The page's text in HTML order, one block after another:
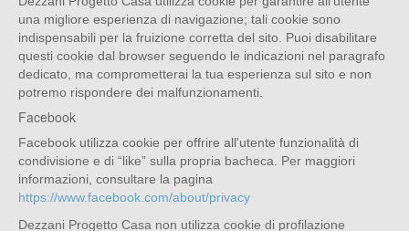
una migliore esperienza di navigazione; tali cookie sono
indispensabili per la fruizione corretta del sito. Puoi disabilitare
questi cookie dal browser seguendo le indicazioni nel paragrafo
dedicato, ma comprometterai la tua esperienza sul sito e non
potremo rispondere dei malfunzionamenti.
Facebook
Facebook utilizza cookie per offrire all'utente funzionalità di
condivisione e di “like” sulla propria bacheca. Per maggiori
informazioni, consultare la pagina
https://www.facebook.com/about/privacy
Dezzani Progetto Casa non utilizza cookie di profilazione